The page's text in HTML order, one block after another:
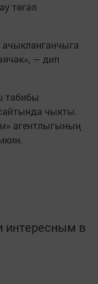
төгәл
ачыкланганчыга
— дип
табибы
чыкты.
агентлыгының
в